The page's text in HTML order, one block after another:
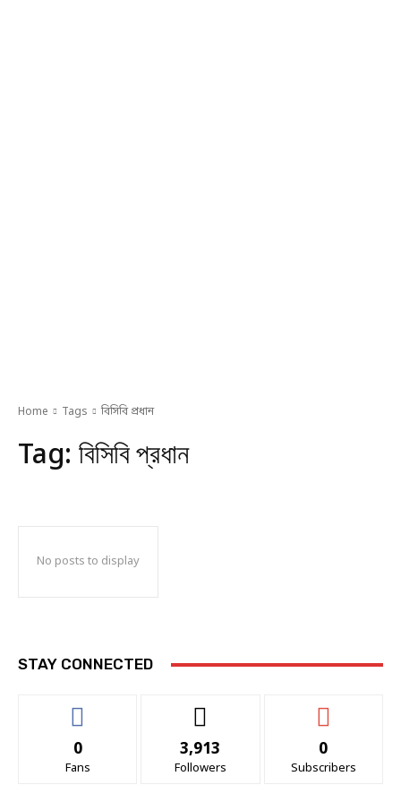
Home Tags বিসিবি প্রধান
Tag: বিসিবি প্রধান
No posts to display
STAY CONNECTED
0
Fans
3,913
Followers
0
Subscribers